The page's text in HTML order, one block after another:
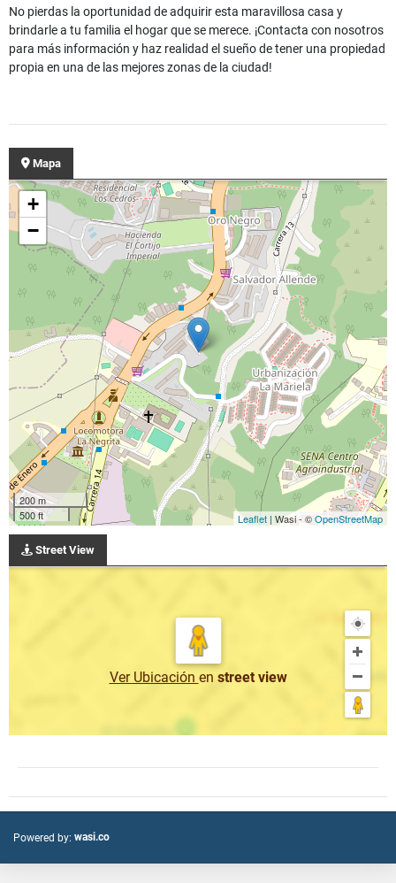
No pierdas la oportunidad de adquirir esta maravillosa casa y
brindarle a tu familia el hogar que se merece. ¡Contacta con nosotros
para más información y haz realidad el sueño de tener una propiedad
propia en una de las mejores zonas de la ciudad!
Mapa
+
−
200 m
500 ft
Leaflet | Wasi - ©OpenStreetMap
Street View
Ver Ubicación en street view
Powered by: wasi.co